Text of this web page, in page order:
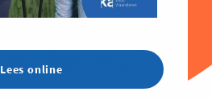
Lees online